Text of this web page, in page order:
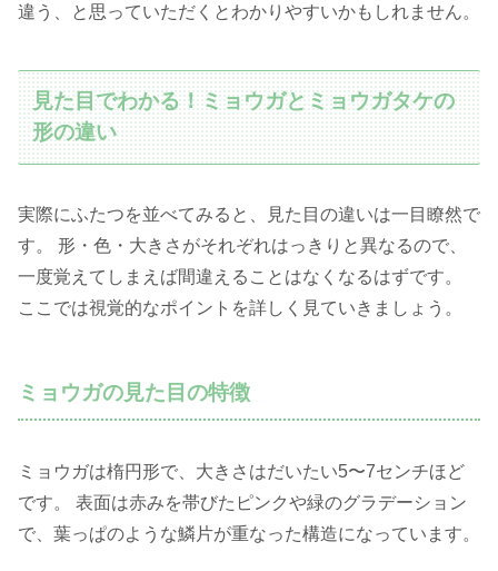
違う、と思っていただくとわかりやすいかもしれません。
見た目でわかる！ミョウガとミョウガタケの
形の違い
実際にふたつを並べてみると、見た目の違いは一目瞭然で
す。 形・色・大きさがそれぞれはっきりと異なるので、
一度覚えてしまえば間違えることはなくなるはずです。
ここでは視覚的なポイントを詳しく見ていきましょう。
ミョウガの見た目の特徴
ミョウガは楕円形で、大きさはだいたい5〜7センチほど
です。 表面は赤みを帯びたピンクや緑のグラデーション
で、葉っぱのような鱗片が重なった構造になっています。